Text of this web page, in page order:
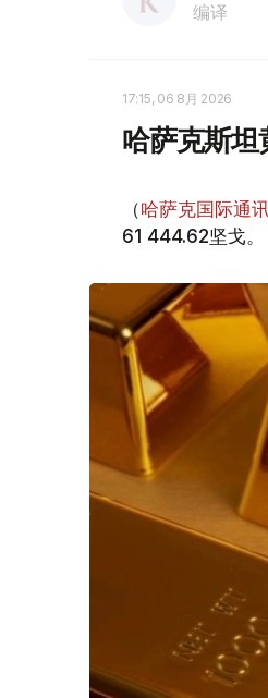
编译
17:15, 06 8月 2026
哈萨克斯坦
（哈萨克国际通
61 444.62坚戈。